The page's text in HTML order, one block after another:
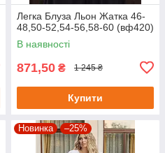
Легка Блуза Льон Жатка 46-
48,50-52,54-56,58-60 (вф420)
В наявності
871,50 ₴ 1 245 ₴
Купити
Новинка –25%